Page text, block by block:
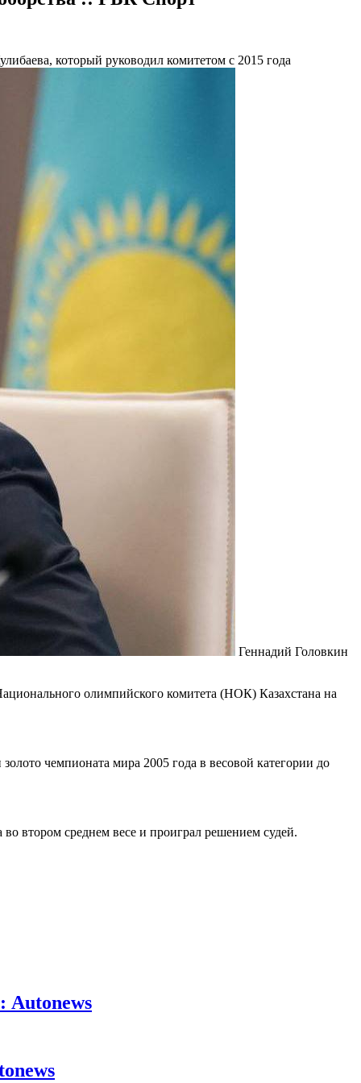
который руководил комитетом с 2015 года
Геннадий Головкин
олимпийского комитета (НОК) Казахстана на
чемпионата мира 2005 года в весовой категории до
втором среднем весе и проиграл решением судей.
Autonews